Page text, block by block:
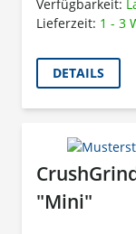
Verfügbarkeit:
Lieferzeit: 1 - 3
DETAILS
"Mini"